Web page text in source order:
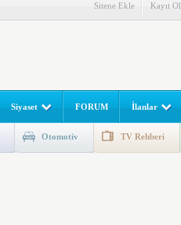
Sitene Ekle Kayıt Ol
Siyaset FORUM İlanlar
Otomotiv TV Rehberi